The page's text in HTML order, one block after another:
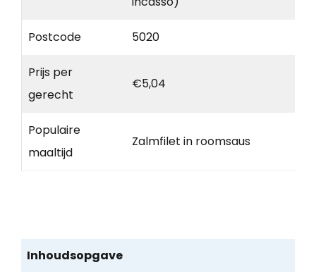
Postcode 5020
Prijs per
gerecht
€5,04
Populaire
maaltijd
Zalmfilet in roomsaus
Inhoudsopgave